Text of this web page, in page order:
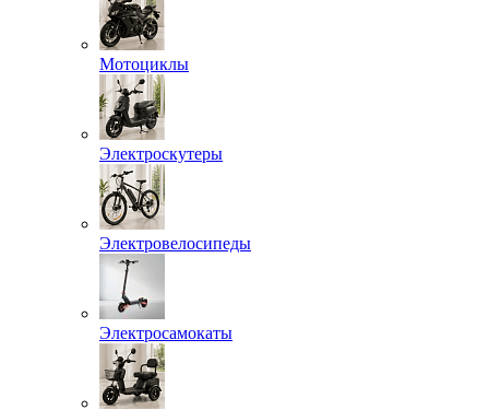
Мотоциклы
Электроскутеры
Электровелосипеды
Электросамокаты